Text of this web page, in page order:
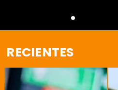
RECIENTES